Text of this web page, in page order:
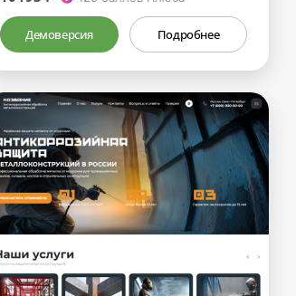
Демоверсия Подробнее